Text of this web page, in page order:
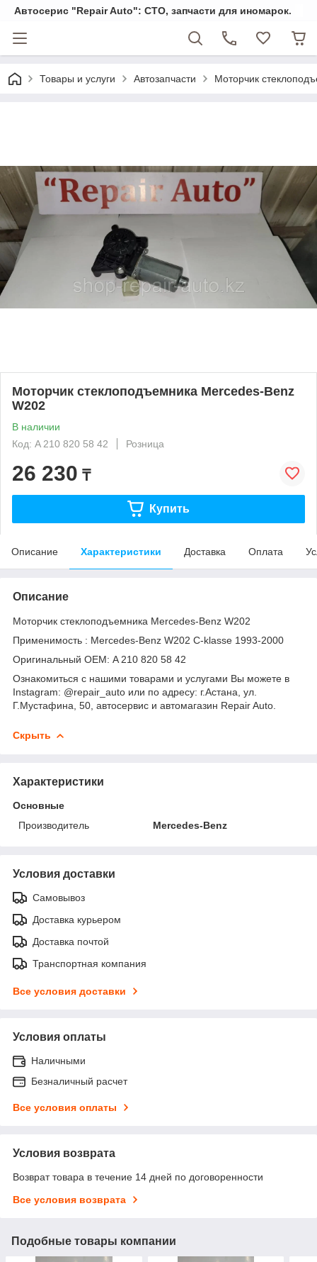
Автосерис "Repair Auto": СТО, запчасти для иномарок.
Товары и услуги Автозапчасти Моторчик
Моторчик стеклоподъемника Mercedes-Benz
W202
В наличии
Код: A 210 820 58 42
Розница
26 230 ₸
Купить
Описание Характеристики Доставка Оплата
Описание
Моторчик стеклоподъемника Mercedes-Benz W202
Применимость : Mercedes-Benz W202 С-klasse 1993-2000
Оригинальный OEM: A 210 820 58 42
Ознакомиться с нашими товарами и услугами Вы можете в
Instagram: @repair_auto или по адресу: г.Астана, ул.
Г.Мустафина, 50, автосервис и автомагазин Repair Auto.
Скрыть
Характеристики
Основные
Производитель
Mercedes-Benz
Условия доставки
Самовывоз
Доставка курьером
Доставка почтой
Транспортная компания
Все условия доставки
Условия оплаты
Наличными
Безналичный расчет
Все условия оплаты
Условия возврата
Возврат товара в течение 14 дней по договоренности
Все условия возврата
Подобные товары компании